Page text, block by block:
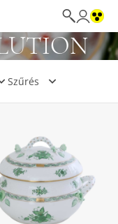
Szűrés